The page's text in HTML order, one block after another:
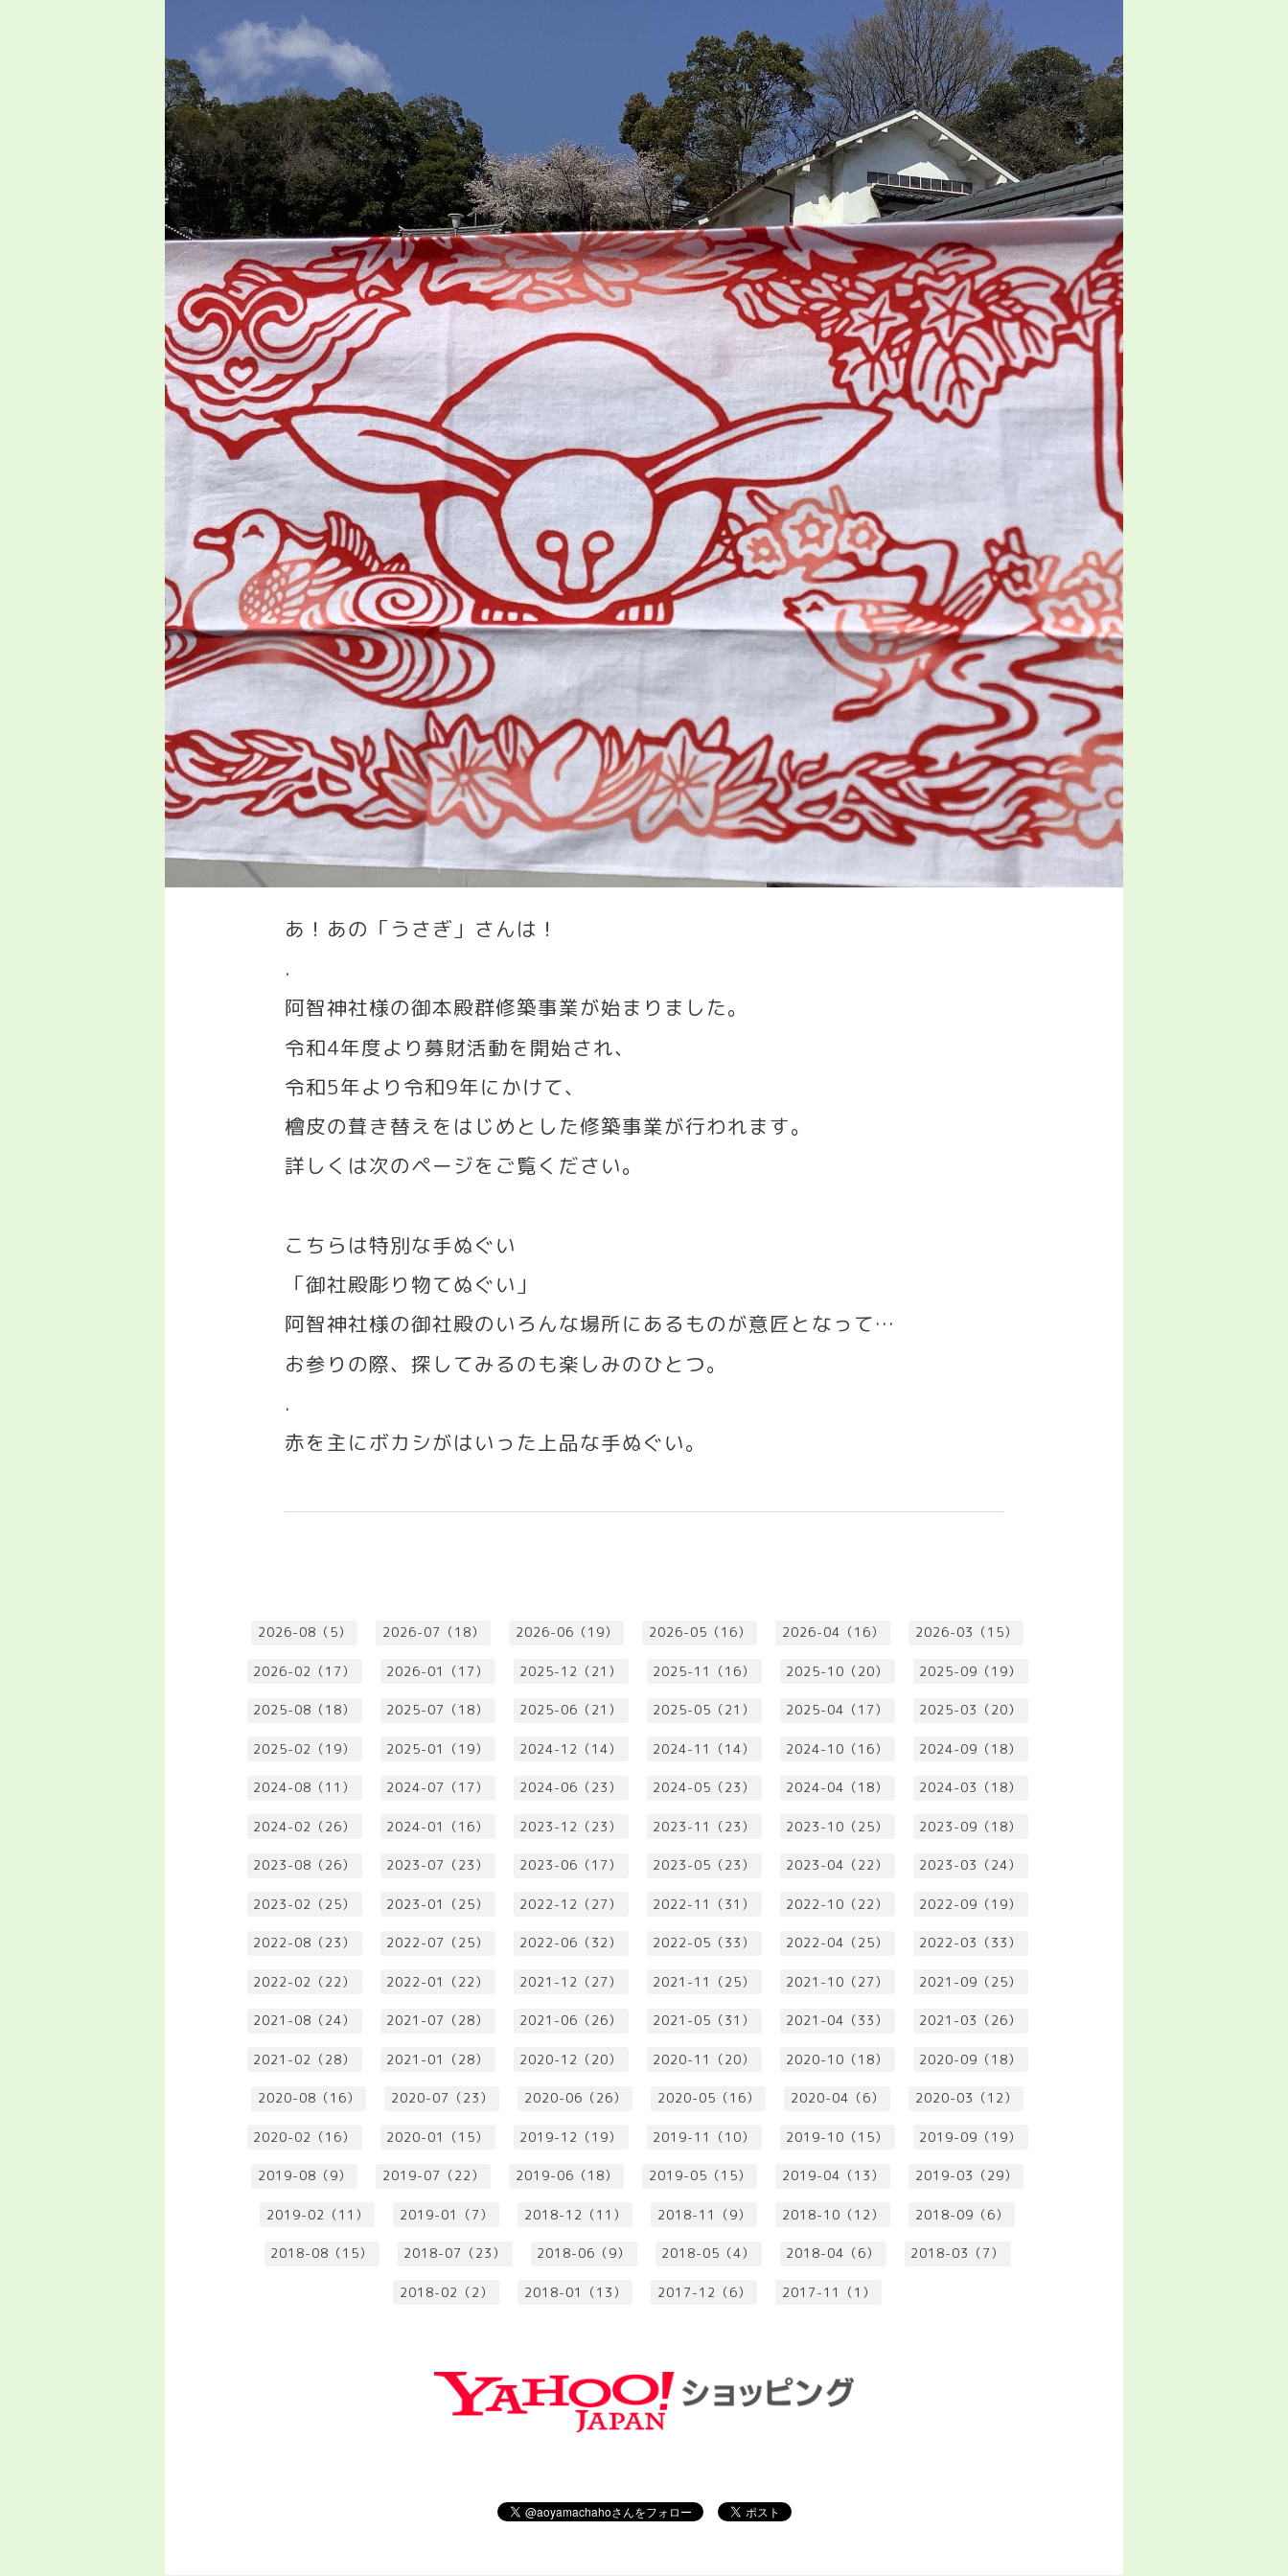
あ！あの「うさぎ」さんは！
.
阿智神社様の御本殿群修築事業が始まりました。
令和4年度より募財活動を開始され、
令和5年より令和9年にかけて、
檜皮の葺き替えをはじめとした修築事業が行われます。
詳しくは次のページをご覧ください。
こちらは特別な手ぬぐい
「御社殿彫り物てぬぐい」
阿智神社様の御社殿のいろんな場所にあるものが意匠となって…
お参りの際、探してみるのも楽しみのひとつ。
.
赤を主にボカシがはいった上品な手ぬぐい。
2026-08（5） 2026-07（18） 2026-06（19） 2026-05（16） 2026-04（16） 2026-03（15）
2026-02（17） 2026-01（17） 2025-12（21） 2025-11（16） 2025-10（20） 2025-09（19）
2025-08（18） 2025-07（18） 2025-06（21） 2025-05（21） 2025-04（17） 2025-03（20）
2025-02（19） 2025-01（19） 2024-12（14） 2024-11（14） 2024-10（16） 2024-09（18）
2024-08（11） 2024-07（17） 2024-06（23） 2024-05（23） 2024-04（18） 2024-03（18）
2024-02（26） 2024-01（16） 2023-12（23） 2023-11（23） 2023-10（25） 2023-09（18）
2023-08（26） 2023-07（23） 2023-06（17） 2023-05（23） 2023-04（22） 2023-03（24）
2023-02（25） 2023-01（25） 2022-12（27） 2022-11（31） 2022-10（22） 2022-09（19）
2022-08（23） 2022-07（25） 2022-06（32） 2022-05（33） 2022-04（25） 2022-03（33）
2022-02（22） 2022-01（22） 2021-12（27） 2021-11（25） 2021-10（27） 2021-09（25）
2021-08（24） 2021-07（28） 2021-06（26） 2021-05（31） 2021-04（33） 2021-03（26）
2021-02（28） 2021-01（28） 2020-12（20） 2020-11（20） 2020-10（18） 2020-09（18）
2020-08（16） 2020-07（23） 2020-06（26） 2020-05（16） 2020-04（6） 2020-03（12）
2020-02（16） 2020-01（15） 2019-12（19） 2019-11（10） 2019-10（15） 2019-09（19）
2019-08（9） 2019-07（22） 2019-06（18） 2019-05（15） 2019-04（13） 2019-03（29）
2019-02（11） 2019-01（7） 2018-12（11） 2018-11（9） 2018-10（12） 2018-09（6）
2018-08（15） 2018-07（23） 2018-06（9） 2018-05（4） 2018-04（6） 2018-03（7）
2018-02（2） 2018-01（13） 2017-12（6） 2017-11（1）